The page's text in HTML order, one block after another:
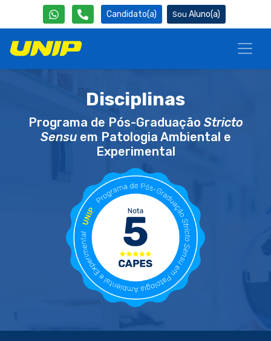
Candidato(a) Aluno(a)
Disciplinas
Programa de Pós-Graduação Stricto
Sensuem Patologia Ambiental e
Experimental